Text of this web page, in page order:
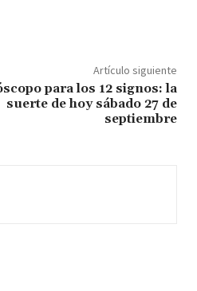
Artículo siguiente
para los 12 signos: la
suerte de hoy sábado 27 de
septiembre